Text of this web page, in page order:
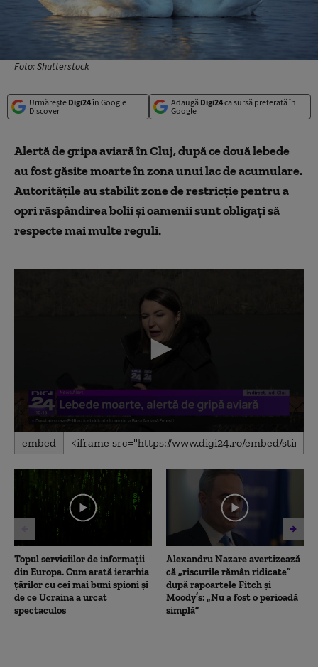
Foto: Shutterstock
Urmărește Digi24în Google
Discover
Adaugă Digi24ca sursă preferată în
Google
Alertă de gripa aviară în Cluj, după ce două lebede
au fost găsite moarte în zona unui lac de acumulare.
Autoritățile au stabilit zone de restricție pentru a
opri răspândirea bolii și oamenii sunt obligați să
respecte mai multe reguli.
0
seconds
1
minute,
seconds
embed
Topul serviciilor de informații
din Europa. Cum arată ierarhia
țărilor cu cei mai buni spioni și
de ce Ucraina a urcat
spectaculos
Alexandru Nazare avertizează
că „riscurile rămân ridicate”
după rapoartele Fitch și
Moody’s: „Nu a fost o perioadă
simplă”